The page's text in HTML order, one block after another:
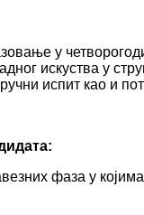
у
искуства у
испит као и
фаза у